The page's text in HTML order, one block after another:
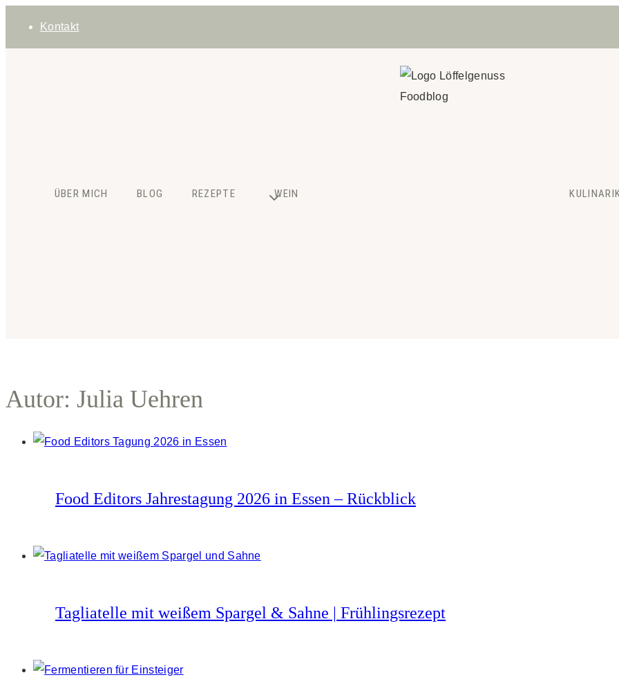
Kontakt
ÜBER MICH BLOG REZEPTE WEIN
Autor: Julia Uehren
Food Editors Jahrestagung 2026 in Essen – Rückblick
Tagliatelle mit weißem Spargel & Sahne | Frühlingsrezept